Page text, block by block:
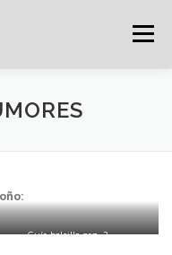
Menú
CAMPAÑAS
Guía bolsillo pag. 2